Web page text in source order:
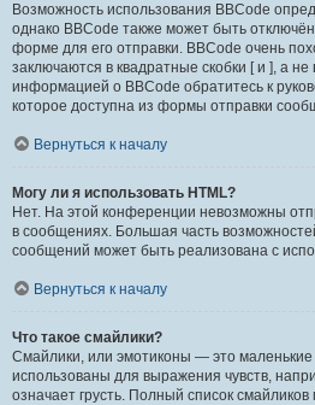
Возможность использования BBCode
однако BBCode также может быть
форме для его отправки. BBCode очень
заключаются в квадратные скобки [ и ], а
информацией о BBCode обратитесь к
которое доступна из формы отправки
Вернуться к началу
Могу ли я использовать HTML?
Нет. На этой конференции невозможны
в сообщениях. Большая часть
сообщений может быть реализована с
Вернуться к началу
Что такое смайлики?
Смайлики, или эмотиконы — это маленькие
использованы для выражения чувств,
означает грусть. Полный список